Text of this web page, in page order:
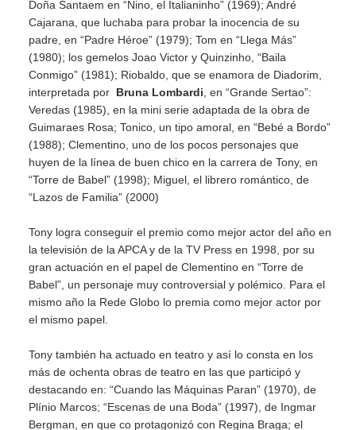
Doña Santaem en “Nino, el Italianinho” (1969); André
Cajarana, que luchaba para probar la inocencia de su
padre, en “Padre Héroe” (1979); Tom en “Llega Más”
(1980); los gemelos Joao Victor y Quinzinho, “Baila
Conmigo” (1981); Riobaldo, que se enamora de Diadorim,
interpretada por Bruna Lombardi , en “Grande Sertao”:
Veredas (1985), en la mini serie adaptada de la obra de
Guimaraes Rosa; Tonico, un tipo amoral, en “Bebé a Bordo”
(1988); Clementino, uno de los pocos personajes que
huyen de la línea de buen chico en la carrera de Tony, en
“Torre de Babel” (1998); Miguel, el librero romántico, de
“Lazos de Familia” (2000)
Tony logra conseguir el premio como mejor actor del año en
la televisión de la APCA y de la TV Press en 1998, por su
gran actuación en el papel de Clementino en “Torre de
Babel”, un personaje muy controversial y polémico. Para el
mismo año la Rede Globo lo premia como mejor actor por
el mismo papel.
Tony también ha actuado en teatro y así lo consta en los
más de ochenta obras de teatro en las que participó y
destacando en: “Cuando las Máquinas Paran” (1970), de
Plínio Marcos; “Escenas de una Boda” (1997), de Ingmar
Bergman, en que co protagonizó con Regina Braga; el